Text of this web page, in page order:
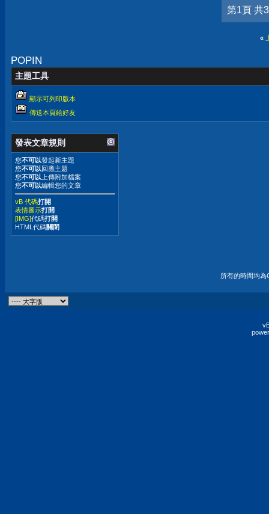
第1頁 共
«
POPIN
主題工具
顯示可列印版本
傳送本頁給好友
發表文章規則
您不可以發起新主題
您不可以回應主題
您不可以 上傳附加檔案
您不可以編輯您的文章
vB 代碼打開
表情圖示打開
[IMG]代碼打開
HTML代碼關閉
所有的時間均為